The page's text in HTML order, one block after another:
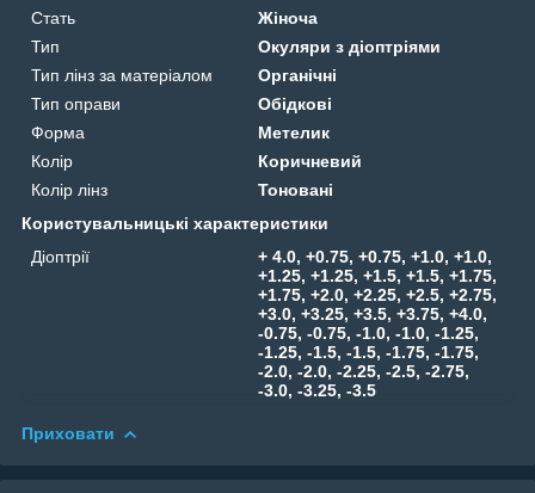
Стать
Жіноча
Тип
Окуляри з діоптріями
Тип лінз за матеріалом
Органічні
Тип оправи
Обідкові
Форма
Метелик
Колір
Коричневий
Колір лінз
Тоновані
Користувальницькі характеристики
Діоптрії
+ 4.0, +0.75, +0.75, +1.0, +1.0,
+1.25, +1.25, +1.5, +1.5, +1.75,
+1.75, +2.0, +2.25, +2.5, +2.75,
+3.0, +3.25, +3.5, +3.75, +4.0,
-0.75, -0.75, -1.0, -1.0, -1.25,
-1.25, -1.5, -1.5, -1.75, -1.75,
-2.0, -2.0, -2.25, -2.5, -2.75,
-3.0, -3.25, -3.5
Приховати